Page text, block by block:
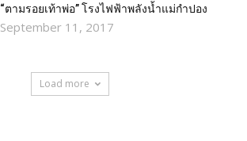
“ตามรอยเท้าพ่อ” โรงไฟฟ้าพลังน้ำแม่กำปอง
September 11, 2017
Load more